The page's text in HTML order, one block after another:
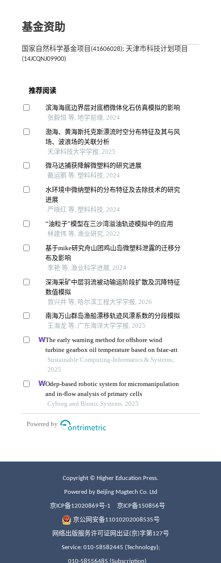
基金资助
国家自然科学基金项目(41606028); 天津市科技计划项目
(14JCQNJ09900)
Copyright © Higher Education Press.
Powered by Beijing Magtech Co. Ltd
京ICP备12020869号-1 京ICP备150856号
京公网安备11010202008535号
网络出版服务许可证网出证(京)字第127号
Service: 010-58582445 (Technology);
010-58556485 (Subscription)